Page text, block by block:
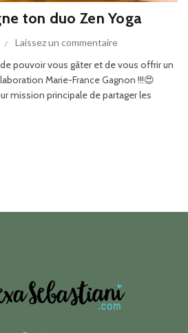
ton duo Zen Yoga
Laissez un commentaire
de pouvoir vous gâter et de vous offrir un
Marie-France Gagnon !!!😍
mission principale de partager les